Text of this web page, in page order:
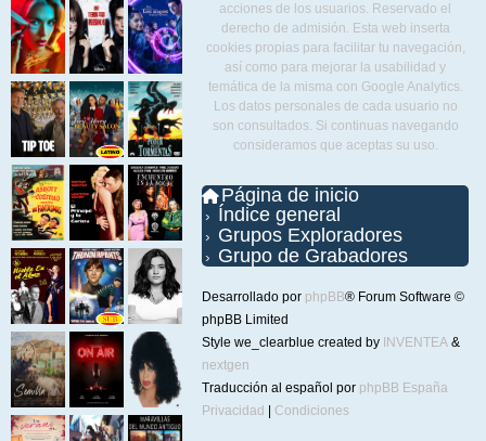
acciones de los usuarios. Reservado el
derecho de admisión. Esta web inserta
cookies propias para facilitar tu navegación,
así como para mejorar la usabilidad y
temática de la misma con Google Analytics.
Los datos personales de cada usuario no
son consultados. Si continuas navegando
consideramos que aceptas su uso.
Página de inicio
Índice general
Grupos Exploradores
Grupo de Grabadores
Desarrollado por phpBB® Forum Software ©
phpBB Limited
Style we_clearblue created by INVENTEA &
nextgen
Traducción al español por phpBB España
Privacidad
Condiciones